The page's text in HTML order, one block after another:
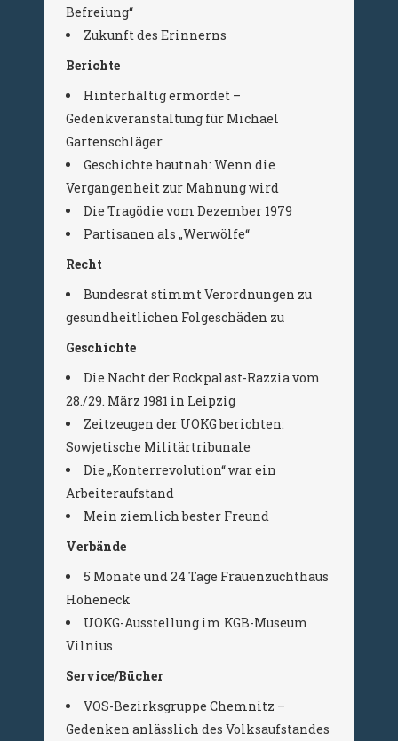
Befreiung“
Zukunft des Erinnerns
Berichte
Hinterhältig ermordet –
Gedenkveranstaltung für Michael
Gartenschläger
Geschichte hautnah: Wenn die
Vergangenheit zur Mahnung wird
Die Tragödie vom Dezember 1979
Partisanen als „Werwölfe“
Recht
Bundesrat stimmt Verordnungen zu
gesundheitlichen Folgeschäden zu
Geschichte
Die Nacht der Rockpalast-Razzia vom
28./29. März 1981 in Leipzig
Zeitzeugen der UOKG berichten:
Sowjetische Militärtribunale
Die „Konterrevolution“ war ein
Arbeiteraufstand
Mein ziemlich bester Freund
Verbände
5 Monate und 24 Tage Frauenzuchthaus
Hoheneck
UOKG-Ausstellung im KGB-Museum
Vilnius
Service/Bücher
VOS-Bezirksgruppe Chemnitz –
Gedenken anlässlich des Volksaufstandes